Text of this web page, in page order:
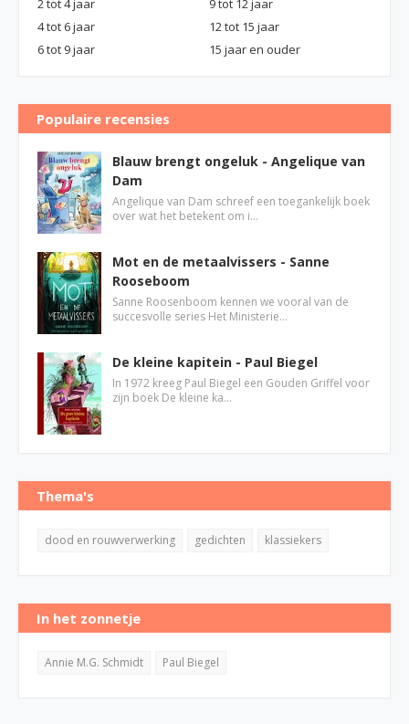
2 tot 4 jaar
9 tot 12 jaar
4 tot 6 jaar
12 tot 15 jaar
6 tot 9 jaar
15 jaar en ouder
Populaire recensies
Blauw brengt ongeluk - Angelique van
Dam
Angelique van Dam schreef een toegankelijk boek
over wat het betekent om i…
Mot en de metaalvissers - Sanne
Rooseboom
Sanne Roosenboom kennen we vooral van de
succesvolle series Het Ministerie…
De kleine kapitein - Paul Biegel
In 1972 kreeg Paul Biegel een Gouden Griffel voor
zijn boek De kleine ka…
Thema's
dood en rouwverwerking gedichten klassiekers
In het zonnetje
Annie M.G. Schmidt Paul Biegel